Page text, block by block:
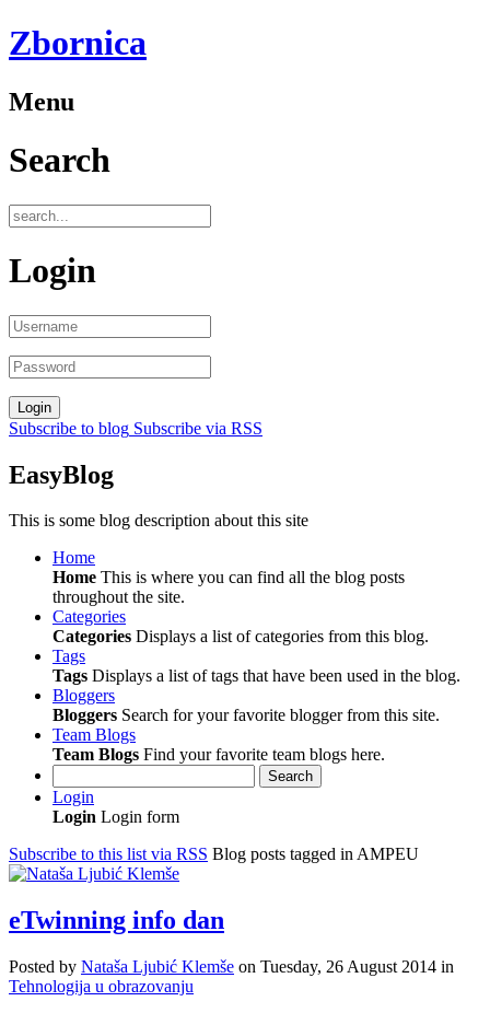
Zbornica
Menu
Search
Login
Subscribe to blog Subscribe via RSS
EasyBlog
This is some blog description about this site
Home
Home This is where you can find all the blog posts
throughout the site.
Categories
Categories Displays a list of categories from this blog.
Tags
Tags Displays a list of tags that have been used in the blog.
Bloggers
Bloggers Search for your favorite blogger from this site.
Team Blogs
Team Blogs Find your favorite team blogs here.
Search
Login
Login Login form
Subscribe to this list via RSS Blog posts tagged in AMPEU
eTwinning info dan
Posted by Nataša Ljubić Klemše on Tuesday, 26 August 2014 in
Tehnologija u obrazovanju